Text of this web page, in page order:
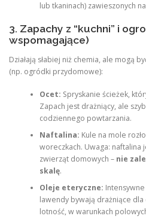
lub tkaninach) zawieszonych
3. Zapachy z “kuchni” i
wspomagające)
Działają słabiej niż chemia, ale mogą
(np. ogródki przydomowe):
Ocet: Spryskanie ścieżek,
Zapach jest drażniący, ale
codziennego powtarzania.
Naftalina: Kule na mole
woreczkach. Uwaga: naftalina
zwierząt domowych – nie
skalę.
Oleje eteryczne:
lawendy bywają drażniące
lotność, w warunkach